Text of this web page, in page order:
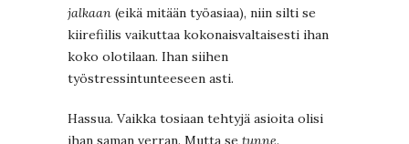
jalkaan (eikä mitään työasiaa), niin silti se
kiirefiilis vaikuttaa kokonaisvaltaisesti ihan
koko olotilaan. Ihan siihen
työstressintunteeseen asti.
Hassua. Vaikka tosiaan tehtyjä asioita olisi
ihan saman verran. Mutta se tunne.